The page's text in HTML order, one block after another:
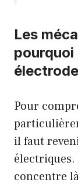
Les
Pour
il faut
concentre